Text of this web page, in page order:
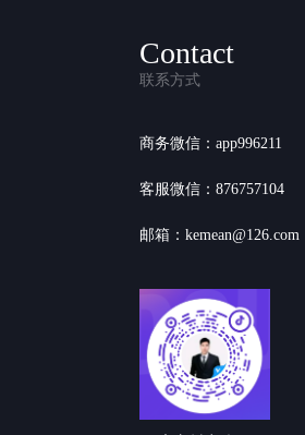
Contact
联系方式
商务微信：app996211
客服微信：876757104
邮箱：kemean@126.com